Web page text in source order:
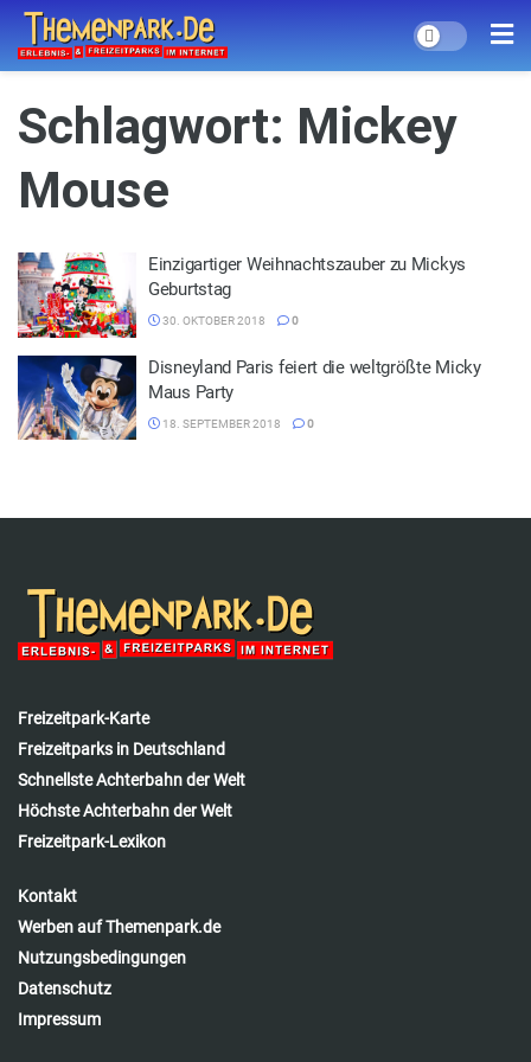
Schlagwort: Mickey
Mouse
Einzigartiger Weihnachtszauber zu Mickys
Geburtstag
30. OKTOBER 2018 0
Disneyland Paris feiert die weltgrößte Micky
Maus Party
18. SEPTEMBER 2018 0
Freizeitpark-Karte
Freizeitparks in Deutschland
Schnellste Achterbahn der Welt
Höchste Achterbahn der Welt
Freizeitpark-Lexikon
Kontakt
Werben auf Themenpark.de
Nutzungsbedingungen
Datenschutz
Impressum